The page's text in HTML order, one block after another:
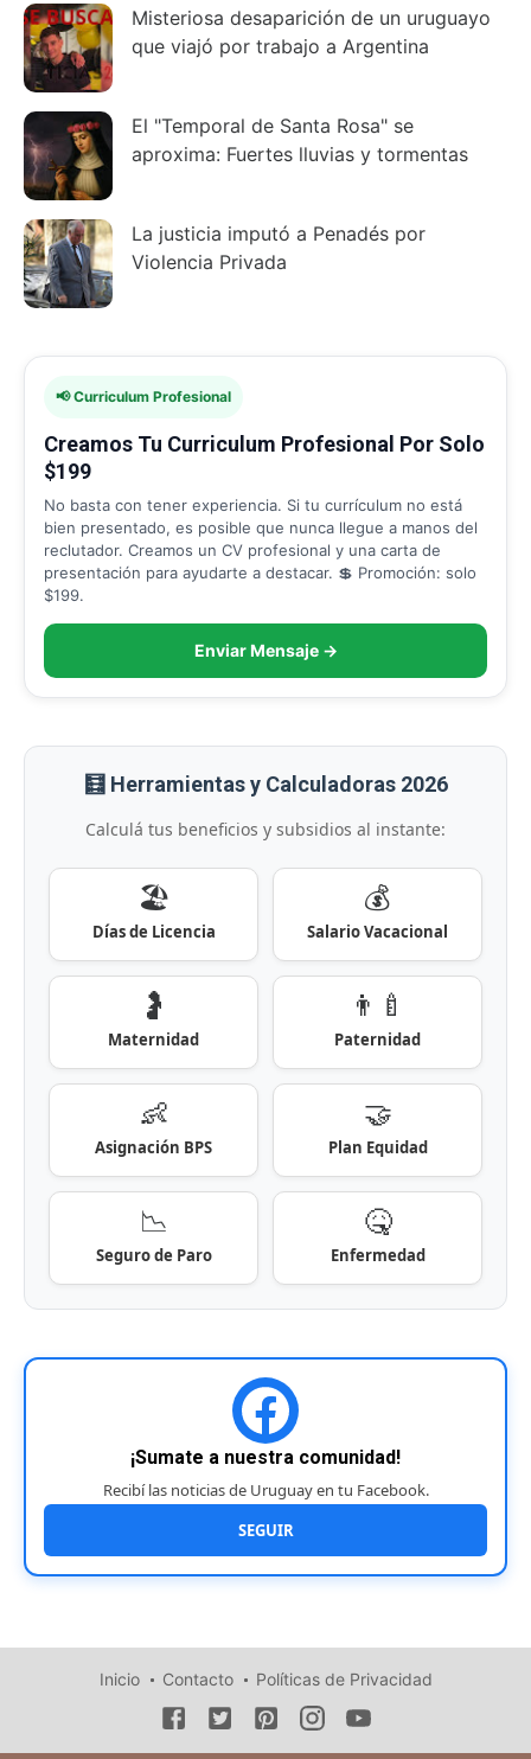
Misteriosa desaparición de un uruguayo
que viajó por trabajo a Argentina
El "Temporal de Santa Rosa" se
aproxima: Fuertes lluvias y tormentas
La justicia imputó a Penadés por
Violencia Privada
📢 Curriculum Profesional
Creamos Tu Curriculum Profesional Por Solo
$199
No basta con tener experiencia. Si tu currículum no está
bien presentado, es posible que nunca llegue a manos del
reclutador. Creamos un CV profesional y una carta de
presentación para ayudarte a destacar. 💲 Promoción: solo
$199.
Enviar Mensaje →
🧮 Herramientas y Calculadoras 2026
Calculá tus beneficios y subsidios al instante:
🏖️
Días de Licencia
💰
Salario Vacacional
🤰
Maternidad
👨‍🍼
Paternidad
👶
Asignación BPS
🤝
Plan Equidad
📉
Seguro de Paro
🤒
Enfermedad
¡Sumate a nuestra comunidad!
Recibí las noticias de Uruguay en tu Facebook.
SEGUIR
Inicio Contacto Políticas de Privacidad